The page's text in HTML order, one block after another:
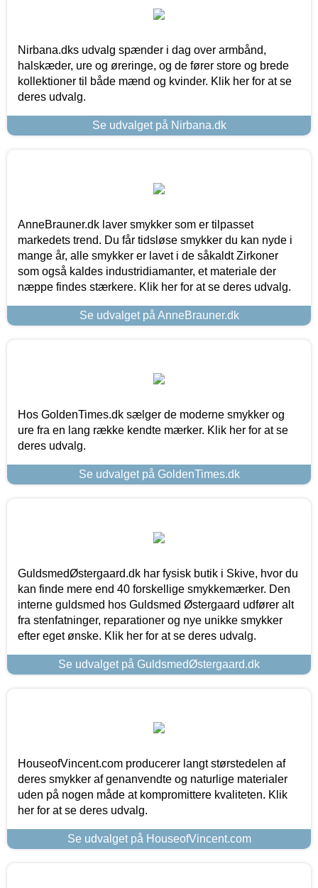
Nirbana.dks udvalg spænder i dag over armbånd,
halskæder, ure og øreringe, og de fører store og brede
kollektioner til både mænd og kvinder. Klik her for at se
deres udvalg.
Se udvalget på Nirbana.dk
AnneBrauner.dk laver smykker som er tilpasset
markedets trend. Du får tidsløse smykker du kan nyde i
mange år, alle smykker er lavet i de såkaldt Zirkoner
som også kaldes industridiamanter, et materiale der
næppe findes stærkere. Klik her for at se deres udvalg.
Se udvalget på AnneBrauner.dk
Hos GoldenTimes.dk sælger de moderne smykker og
ure fra en lang række kendte mærker. Klik her for at se
deres udvalg.
Se udvalget på GoldenTimes.dk
GuldsmedØstergaard.dk har fysisk butik i Skive, hvor du
kan finde mere end 40 forskellige smykkemærker. Den
interne guldsmed hos Guldsmed Østergaard udfører alt
fra stenfatninger, reparationer og nye unikke smykker
efter eget ønske. Klik her for at se deres udvalg.
Se udvalget på GuldsmedØstergaard.dk
HouseofVincent.com producerer langt størstedelen af
deres smykker af genanvendte og naturlige materialer
uden på nogen måde at kompromittere kvaliteten. Klik
her for at se deres udvalg.
Se udvalget på HouseofVincent.com